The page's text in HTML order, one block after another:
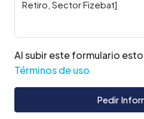
Al subir este formulario
Términos de uso
Pedir